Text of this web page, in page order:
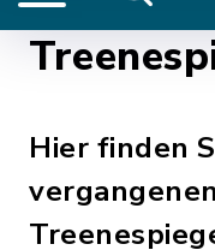
Hier finden